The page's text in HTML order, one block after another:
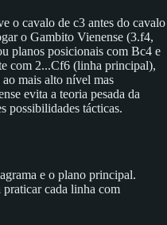
o cavalo de c3 antes do cavalo
o Gambito Vienense (3.f4,
planos posicionais com Bc4 e
com 2...Cf6 (linha principal),
mais alto nível mas
evita a teoria pesada da
possibilidades tácticas.
e o plano principal.
praticar cada linha com